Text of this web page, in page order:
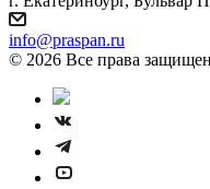
info@praspan.ru
© 2026 Все права